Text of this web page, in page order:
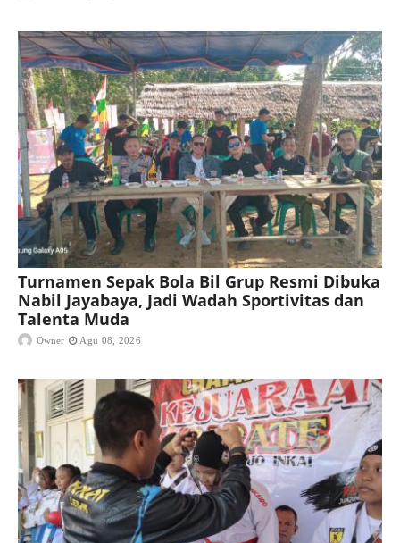
Turnamen Sepak Bola Bil Grup Resmi Dibuka
Nabil Jayabaya, Jadi Wadah Sportivitas dan
Talenta Muda
Owner Agu 08, 2026